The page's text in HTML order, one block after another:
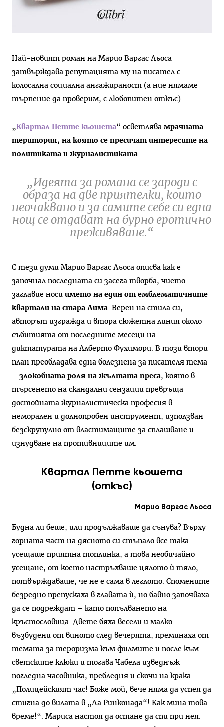
Най-новият роман на Марио Варгас Льоса
затвърждава репутацията му на писател с
колосална социална ангажираност (а ние нямаме
търпение да проверим, с любопитен откъс).
„ Квартал Петте кьошета“ осветлява мрачната
територия, на която се пресичат интересите на
политиката и журналистиката
„Идеята за романа се зароди с
образа на две приятелки, които
неочаквано и за самите себе си една
нощ се отдават на бурно еротично
преживяване.“
С тези думи Марио Варгас Льоса описва как е
започнал последната си засега творба, чието
заглавие носи името на един от емблематичните
квартали на стара Лима. Верен на стила си,
авторът изгражда и втора сюжетна линия около
събитията от последните месеци на
диктатурата на Алберто Фухимори. В този втори
план преобладава една болезнена за писателя тема
– злокобната роля на жълтата преса, която в
търсенето на скандални сензации превръща
достойната журналистическа професия в
неморален и долнопробен инструмент, използван
безскрупулно от властимащите за сплашване и
изнудване на противниците им.
Квартал Петте кьошета
(откъс)
Марио Варгас Льоса
Будна ли беше, или продължаваше да сънува? Върху
горната част на дясното си стъпало все така
усещаше приятна топлинка, а това необичайно
усещане, от което настръхваше цялото ѝ тяло,
потвърждаваше, че не е сама в леглото. Спомените
безредно препускаха в главата ѝ, но бавно започваха
да се подреждат – като попълването на
кръстословица. Двете бяха весели и малко
възбудени от виното след вечерята, преминаха от
темата за тероризма към филмите и после към
светските клюки и тогава Чабела изведнъж
погледна часовника, пребледня и скочи на крака:
„Полицейският час! Боже мой, вече няма да успея да
стигна до вилата в „Ла Ринконада“! Как мина това
време!“. Мариса настоя да остане да спи при нея.